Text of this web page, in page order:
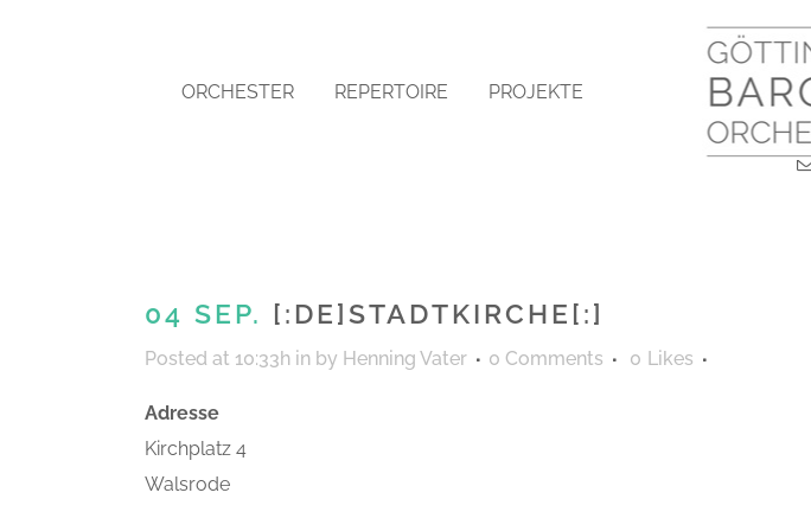
ORCHESTER REPERTOIRE PROJEKTE
04 SEP. [:DE]STADTKIRCHE[:]
Posted at 10:33h in by Henning Vater 0 Comments 0 Likes
Adresse
Kirchplatz 4
Walsrode